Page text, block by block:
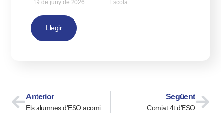
19 de juny de 2026 Escola
Llegir
Anterior
Els alumnes d’ESO acomiaden el curs
Següent
Comiat 4t d’ESO